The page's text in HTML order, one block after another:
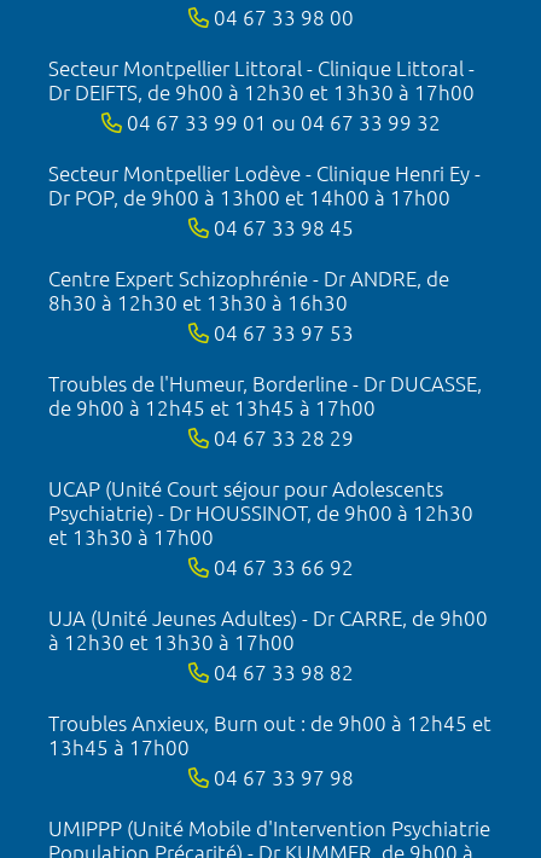
04 67 33 98 00
Secteur Montpellier Littoral - Clinique Littoral -
Dr DEIFTS, de 9h00 à 12h30 et 13h30 à 17h00
04 67 33 99 01 ou 04 67 33 99 32
Secteur Montpellier Lodève - Clinique Henri Ey -
Dr POP, de 9h00 à 13h00 et 14h00 à 17h00
04 67 33 98 45
Centre Expert Schizophrénie - Dr ANDRE, de
8h30 à 12h30 et 13h30 à 16h30
04 67 33 97 53
Troubles de l'Humeur, Borderline - Dr DUCASSE,
de 9h00 à 12h45 et 13h45 à 17h00
04 67 33 28 29
UCAP (Unité Court séjour pour Adolescents
Psychiatrie) - Dr HOUSSINOT, de 9h00 à 12h30
et 13h30 à 17h00
04 67 33 66 92
UJA (Unité Jeunes Adultes) - Dr CARRE, de 9h00
à 12h30 et 13h30 à 17h00
04 67 33 98 82
Troubles Anxieux, Burn out : de 9h00 à 12h45 et
13h45 à 17h00
04 67 33 97 98
UMIPPP (Unité Mobile d'Intervention Psychiatrie
Population Précarité) - Dr KUMMER, de 9h00 à